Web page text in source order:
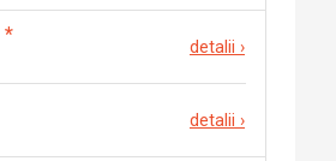
*
detalii ›
detalii ›